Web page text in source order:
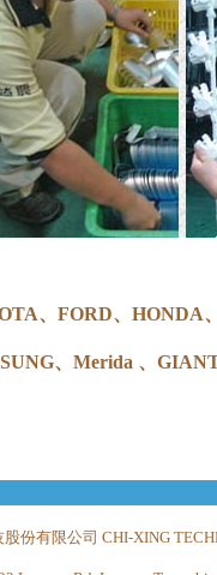
、FORD、HONDA
、Merida 、
份有限公司 CHI-XING